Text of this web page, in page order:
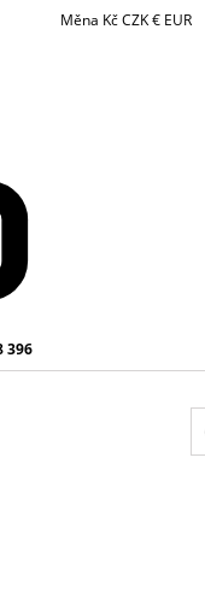
396
Měna KčCZK€ EUR